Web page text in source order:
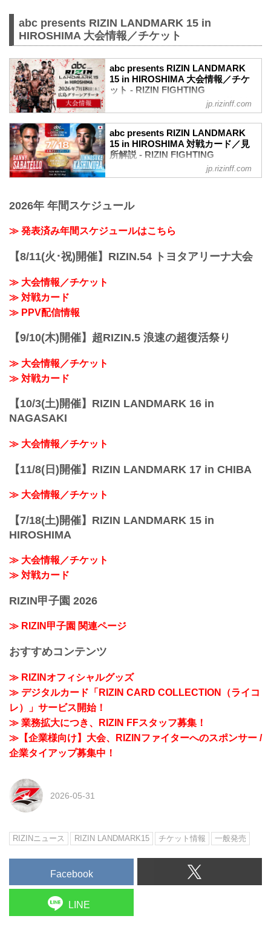
確保のみで、...
abc presents RIZIN LANDMARK 15 in
HIROSHIMA 大会情報／チケット
abc presents RIZIN LANDMARK
15 in HIROSHIMA 大会情報／チケ
ット - RIZIN FIGHTING
FEDERATION オフィシャルサイト
HIROSHIMA 大会概要
開催日時
2026年7月18日（土）12:00開場／14:00開
下車
ム前」下車
出口＜基町クレド側＞）
jp.rizinff.com
abc presents RIZIN LANDMARK
15 in HIROSHIMA 対戦カード／見
所解説 - RIZIN FIGHTING
FEDERATION オフィシャルサイト
バンタム級タイトルマッチ
ダニー・サバテロ vs. 鹿志村仁之介
ダニー・サバテロ
レスリング力｜テイクダウン力｜グラウ
ンドコントロール｜スタミナ｜トラッシ
RIZIN MMAルール：5分3R（66.0kg）
カルシャガ・ダウトベック vs. 萩原京平
jp.rizinff.com
2026年 年間スケジュール
≫ 発表済み年間スケジュールはこちら
【8/11(火･祝)開催】RIZIN.54 トヨタアリーナ大会
≫ 大会情報／チケット
≫ 対戦カード
≫ PPV配信情報
【9/10(木)開催】超RIZIN.5 浪速の超復活祭り
≫ 大会情報／チケット
≫ 対戦カード
【10/3(土)開催】RIZIN LANDMARK 16 in
NAGASAKI
≫ 大会情報／チケット
【11/8(日)開催】RIZIN LANDMARK 17 in CHIBA
≫ 大会情報／チケット
【7/18(土)開催】RIZIN LANDMARK 15 in
HIROSHIMA
≫ 大会情報／チケット
≫ 対戦カード
RIZIN甲子園 2026
≫ RIZIN甲子園 関連ページ
おすすめコンテンツ
≫ RIZINオフィシャルグッズ
≫ デジタルカード「RIZIN CARD COLLECTION（ライコ
レ）」サービス開始！
≫ 業務拡大につき、RIZIN FFスタッフ募集！
≫【企業様向け】大会、RIZINファイターへのスポンサー /
企業タイアップ募集中！
2026-05-31
RIZINニュース RIZIN LANDMARK15 チケット情報 一般発売
Facebook
LINE